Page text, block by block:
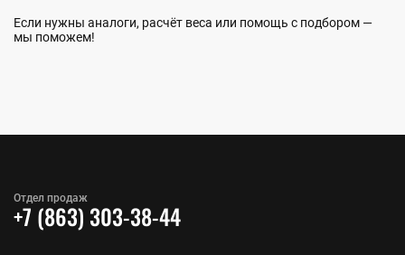
Если нужны аналоги, расчёт веса или помощь с подбором —
мы поможем!
Отдел продаж
+7 (863) 303-38-44